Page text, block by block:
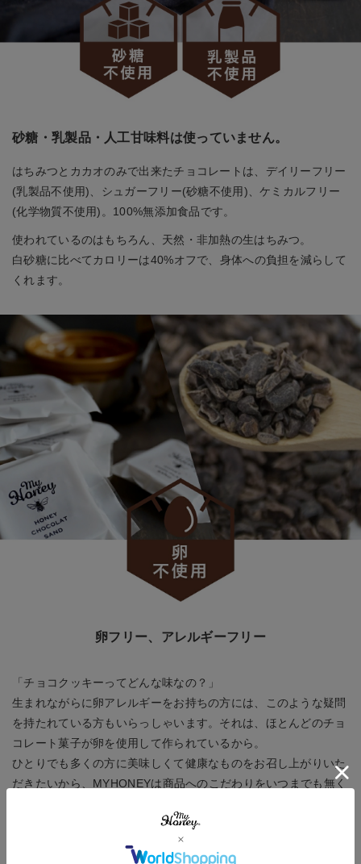
砂糖・乳製品・人工甘味料は使っていません。
はちみつとカカオのみで出来たチョコレートは、デイリーフリー
(乳製品不使用)、シュガーフリー(砂糖不使用)、ケミカルフリー
(化学物質不使用)。100%無添加食品です。
使われているのはもちろん、天然・非加熱の生はちみつ。
白砂糖に比べてカロリーは40%オフで、身体への負担を減らして
くれます。
卵フリー、アレルギーフリー
「チョコクッキーってどんな味なの？」
生まれながらに卵アレルギーをお持ちの方には、このような疑問
を持たれている方もいらっしゃいます。それは、ほとんどのチョ
コレート菓子が卵を使用して作られているから。
ひとりでも多くの方に美味しくて健康なものをお召し上がりいた
だきたいから、MYHONEYは商品へのこだわりをいつまでも無く
「子供に初めてチョコを食べさせてあげられました。」「卵使っ
てるチョコクッキーよりも美味しいかも！」